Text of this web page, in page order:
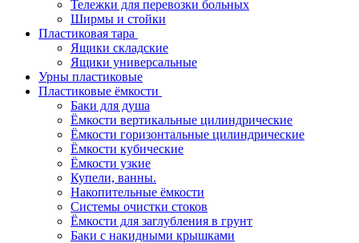
Тележки для перевозки больных
Ширмы и стойки
Пластиковая тара
Ящики складские
Ящики универсальные
Урны пластиковые
Пластиковые ёмкости
Баки для душа
Ёмкости вертикальные цилиндрические
Ёмкости горизонтальные цилиндрические
Ёмкости кубические
Ёмкости узкие
Купели, ванны.
Накопительные ёмкости
Системы очистки стоков
Ёмкости для заглубления в грунт
Баки с накидными крышками